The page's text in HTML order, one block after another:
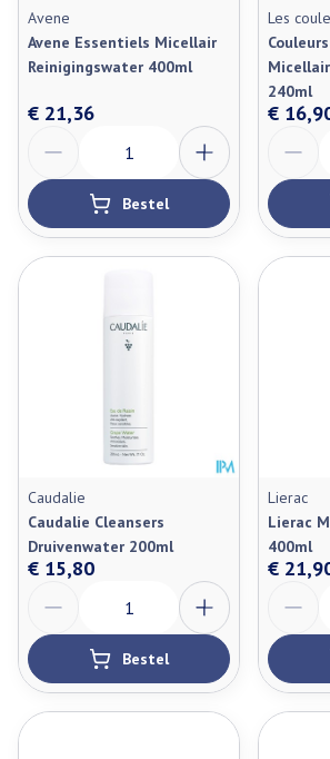
Avene
Avene Essentiels Micellair
Reinigingswater 400ml
€ 21,36
Bestel
Les
240ml
€
Caudalie
Caudalie Cleansers
Druivenwater 200ml
€ 15,80
Bestel
Lierac
Lierac
400ml
€